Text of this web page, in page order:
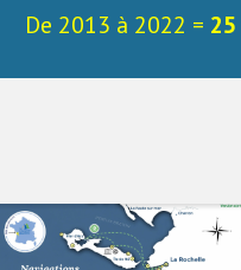
De 2013 à 2022 = 25